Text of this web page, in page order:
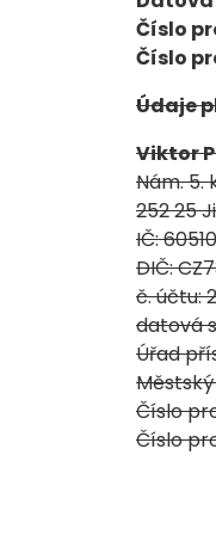
Číslo
Číslo
Údaje
Viktor
Nám. 5.
252 25
IČ:
DIČ:
č. účtu:
datová
Úřad
Číslo
Číslo